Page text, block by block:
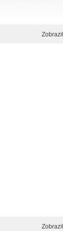
Zobrazit
Zobrazit